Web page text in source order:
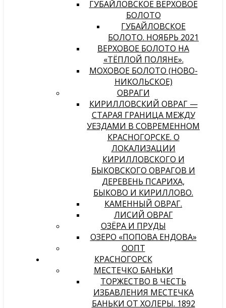
ГУБАЙЛОВСКОЕ ВЕРХОВОЕ
БОЛОТО
ГУБАЙЛОВСКОЕ
БОЛОТО. НОЯБРЬ 2021
ВЕРХОВОЕ БОЛОТО НА
«ТЁПЛОЙ ПОЛЯНЕ».
МОХОВОЕ БОЛОТО (НОВО-
НИКОЛЬСКОЕ)
ОВРАГИ
КИРИЛЛОВСКИЙ ОВРАГ —
СТАРАЯ ГРАНИЦА МЕЖДУ
УЕЗДАМИ В СОВРЕМЕННОМ
КРАСНОГОРСКЕ. О
ЛОКАЛИЗАЦИИ
КИРИЛЛОВСКОГО И
БЫКОВСКОГО ОВРАГОВ И
ДЕРЕВЕНЬ ПСАРИХА,
БЫКОВО И КИРИЛЛОВО.
КАМЕННЫЙ ОВРАГ.
ЛИСИЙ ОВРАГ
ОЗЁРА И ПРУДЫ
ОЗЕРО «ПОПОВА ЕНДОВА»
ООПТ
КРАСНОГОРСК
МЕСТЕЧКО БАНЬКИ
ТОРЖЕСТВО В ЧЕСТЬ
ИЗБАВЛЕНИЯ МЕСТЕЧКА
БАНЬКИ ОТ ХОЛЕРЫ. 1892